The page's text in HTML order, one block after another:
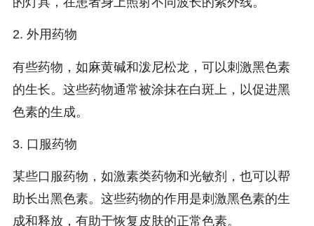
2. 外用药物
有些药物，如麻黄碱和泼尼松龙，可以刺激黑色素
的生长。这些药物通常被涂抹在白斑上，以促进黑
色素的生成。
3. 口服药物
某些口服药物，如激素类药物和光敏剂，也可以帮
助长出黑色素。这些药物的作用是刺激黑色素的生
成和释放，有助于恢复皮肤的正常色素。